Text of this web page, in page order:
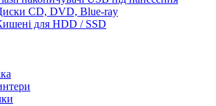
CD, DVD, Blue-ray
для HDD / SSD